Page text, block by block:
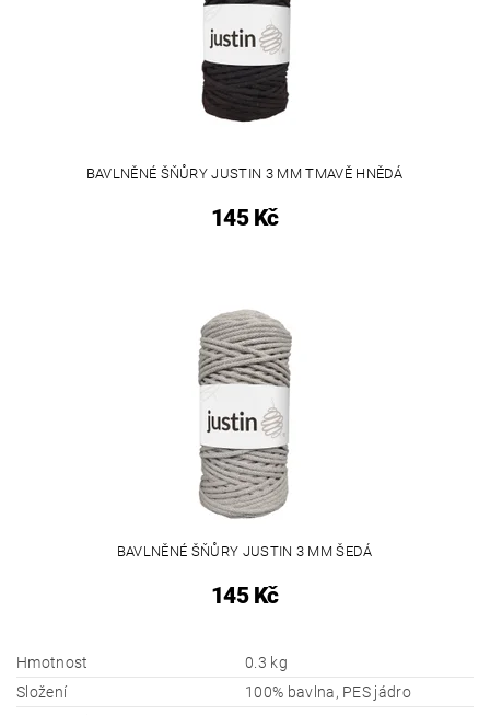
BAVLNĚNÉ ŠŇŮRY JUSTIN 3 MM TMAVĚ HNĚDÁ
145 Kč
BAVLNĚNÉ ŠŇŮRY JUSTIN 3 MM ŠEDÁ
145 Kč
Hmotnost
0.3 kg
Složení
100% bavlna, PES jádro